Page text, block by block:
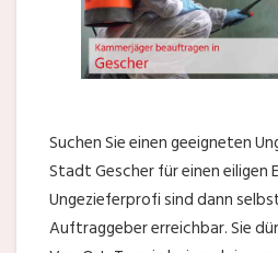
Suchen Sie einen geeigneten
Stadt Gescher für einen eiligen
Ungezieferprofi sind dann
Auftraggeber erreichbar. Sie